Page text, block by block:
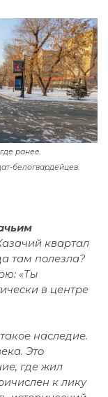
ранее
белогвардейцев.
квартал
там полезла?
«Ты
в центре
наследие.
Это
где жил
к лику